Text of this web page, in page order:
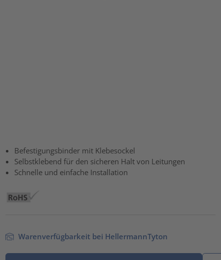
Befestigungsbinder mit Klebesockel
Selbstklebend für den sicheren Halt von Leitungen
Schnelle und einfache Installation
Warenverfügbarkeit bei HellermannTyton